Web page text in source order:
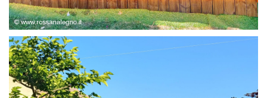
STRUTTURA ABETE LAMELLARE, RIVESTIMENTO IN
LARICE,